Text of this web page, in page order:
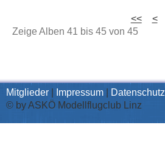
<< <
Zeige Alben 41 bis 45 von 45
Mitglieder Impressum Datenschutz
© by ASKÖ Modellflugclub Linz